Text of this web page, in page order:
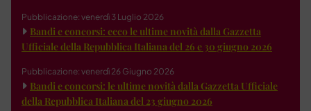
Pubblicazione: venerdì 3 Luglio 2026
Bandi e concorsi: ecco le ultime novità dalla Gazzetta
Ufficiale della Repubblica Italiana del 26 e 30 giugno 2026
Pubblicazione: venerdì 26 Giugno 2026
Bandi e concorsi: le ultime novità dalla Gazzetta Ufficiale
della Repubblica Italiana del 23 giugno 2026